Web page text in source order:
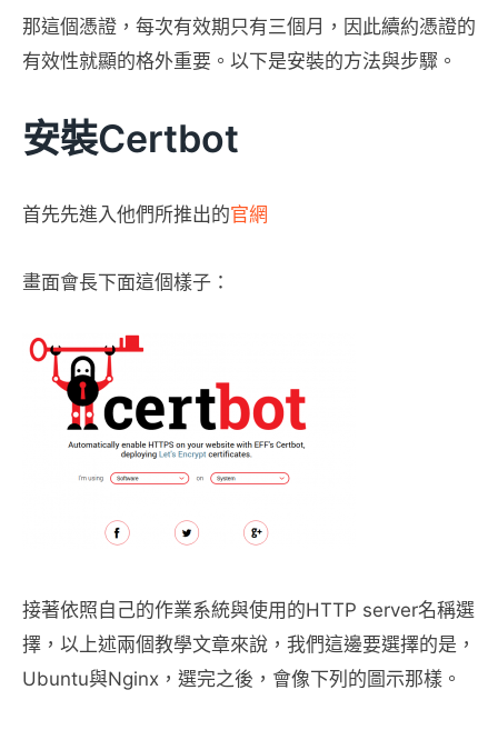
那這個憑證，每次有效期只有三個月，因此續約憑證的
有效性就顯的格外重要。以下是安裝的方法與步驟。
安裝Certbot
首先先進入他們所推出的官網
畫面會長下面這個樣子：
接著依照自己的作業系統與使用的HTTP server名稱選
擇，以上述兩個教學文章來說，我們這邊要選擇的是，
Ubuntu與Nginx，選完之後，會像下列的圖示那樣。